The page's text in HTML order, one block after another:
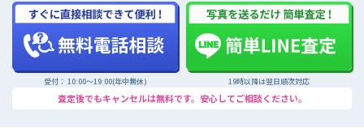
受付： 10:00〜19:00(年中無休) 19時以降は翌日順次対応
査定後でもキャンセルは無料です。安心してご相談ください。